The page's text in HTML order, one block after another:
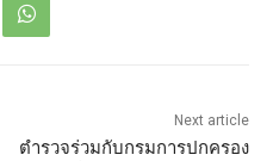
Next article
ตำรวจร่วมกับกรมการปกครอง